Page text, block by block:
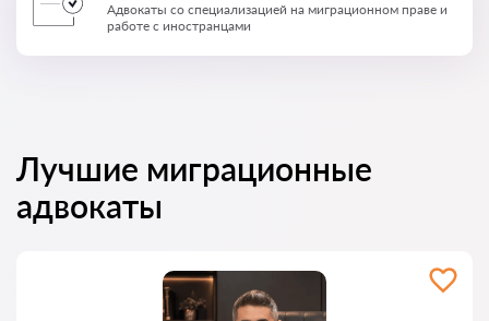
Адвокаты со специализацией на миграционном праве и
работе с иностранцами
Лучшие миграционные
адвокаты